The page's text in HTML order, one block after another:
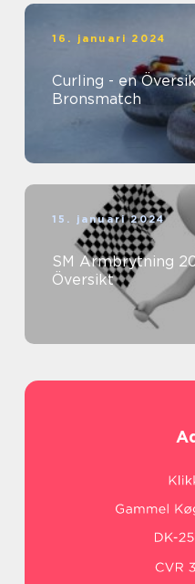
16. januari 2024
Curling - en
Bronsmatch
15. januari 2024
SM Armbrytning
Översikt